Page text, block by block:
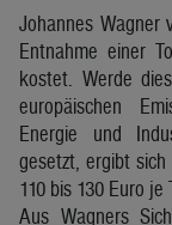
Johannes Wagner
Entnahme einer
kostet. Werde
europäischen
Energie und
gesetzt, ergibt sich
110 bis 130 Euro je
Aus Wagners